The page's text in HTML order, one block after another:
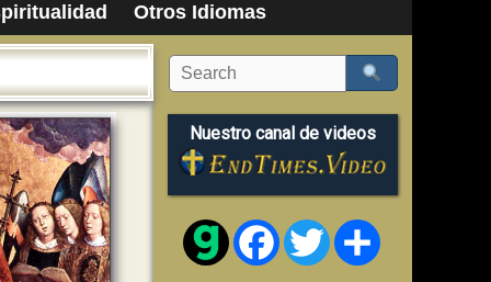
Otros Idiomas
Nuestro canal de videos
FacebookTwitter